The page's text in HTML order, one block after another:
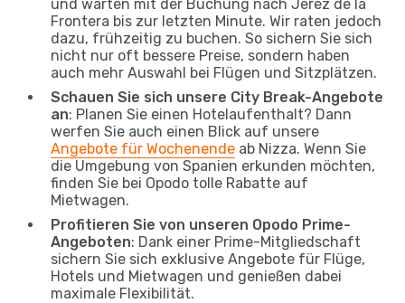
und warten mit der Buchung nach Jerez de la
Frontera bis zur letzten Minute. Wir raten jedoch
dazu, frühzeitig zu buchen. So sichern Sie sich
nicht nur oft bessere Preise, sondern haben
auch mehr Auswahl bei Flügen und Sitzplätzen.
Schauen Sie sich unsere City Break-Angebote
an: Planen Sie einen Hotelaufenthalt? Dann
werfen Sie auch einen Blick auf unsere
Angebote für Wochenende ab Nizza. Wenn Sie
die Umgebung von Spanien erkunden möchten,
finden Sie bei Opodo tolle Rabatte auf
Mietwagen.
Profitieren Sie von unseren Opodo Prime-
Angeboten: Dank einer Prime-Mitgliedschaft
sichern Sie sich exklusive Angebote für Flüge,
Hotels und Mietwagen und genießen dabei
maximale Flexibilität.